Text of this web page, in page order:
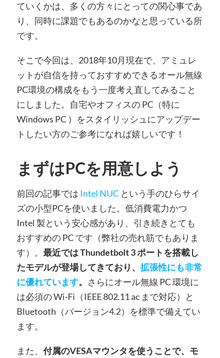
ていくかは、多くの方々にとっての関心事であ
り、同時に課題でもあるのかなと思っている所
です。
そこで今回は、2018年10月現在で、アミュレ
ットが自信を持っておすすめできるオール無線
PC環境の構成をもう一度考え直してみること
にしました。自宅やオフィスの PC（特に
Windows PC ）をスタイリッシュにアップデー
トしたい方のご参考になれば嬉しいです！
まずはPCを用意しよう
前回の記事では Intel NUCという手のひらサイ
ズの小型PCを使いました。低消費電力かつ
Intel 製という安心感があり、引き続きとても
おすすめの PC です（弊社の売れ筋でもありま
す）。 最近では Thundetbolt 3 ポートを搭載し
たモデルが登場してきており、 拡張性にも非常
に優れています。 さらにオール無線 PC 環境に
は必須の Wi-Fi（IEEE 802.11 ac まで対応）と
Bluetooth（バージョン4.2）を標準で備えてい
ます。
また、付属のVESAマウンタを使うことで、モ